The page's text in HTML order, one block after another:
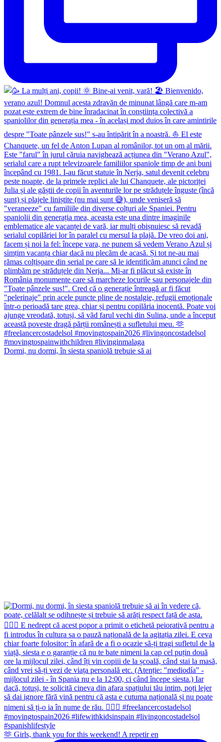
Dormi, nu dormi, în siesta spaniolă trebuie să ai
🫶 Girls, thank you for this weekend! A repetir en